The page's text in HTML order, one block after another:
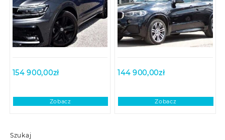
Szukaj
154 900,00zł
Zobacz
144 900,00zł
Zobacz